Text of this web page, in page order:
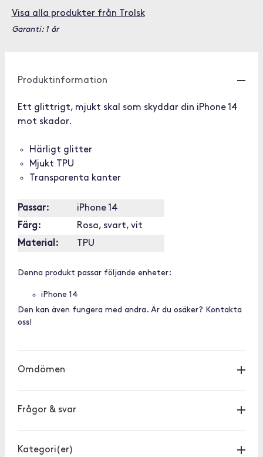
Visa alla produkter från Trolsk
Garanti: 1 år
Produktinformation
Ett glittrigt, mjukt skal som skyddar din iPhone 14
mot skador.
Härligt glitter
Mjukt TPU
Transparenta kanter
Passar:
iPhone 14
Färg:
Rosa, svart, vit
Material:
TPU
Denna produkt passar följande enheter:
iPhone 14
Den kan även fungera med andra. Är du osäker? Kontakta
oss!
Omdömen
Frågor & svar
Kategori(er)